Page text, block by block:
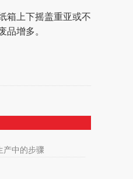
箱上下摇盖重亚或不
增多。
产中的步骤